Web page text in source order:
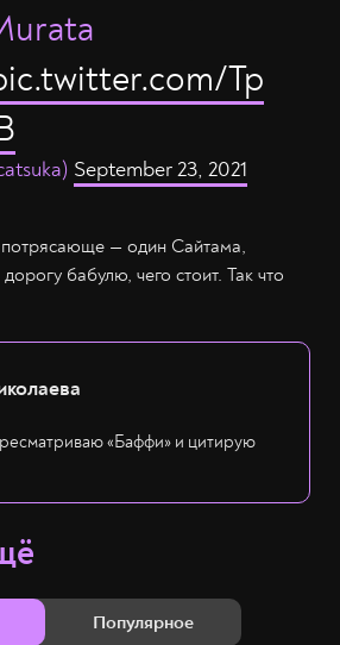
Tp
September 23, 2021
— один Сайтама,
бабулю, чего стоит. Так что
«Баффи» и цитирую
Популярное